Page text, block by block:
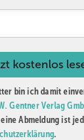
bin ich damit
Gentner Verlag
Abmeldung ist
.